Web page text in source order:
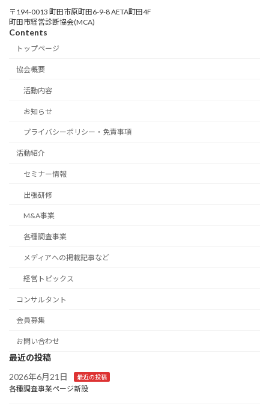
〒194-0013 町田市原町田6-9-8 AETA町田4F
町田市経営診断協会(MCA)
Contents
トップページ
協会概要
活動内容
お知らせ
プライバシーポリシー・免責事項
活動紹介
セミナー情報
出張研修
M&A事業
各種調査事業
メディアへの掲載記事など
経営トピックス
コンサルタント
会員募集
お問い合わせ
最近の投稿
2026年6月21日
最近の投稿
各種調査事業ページ新設